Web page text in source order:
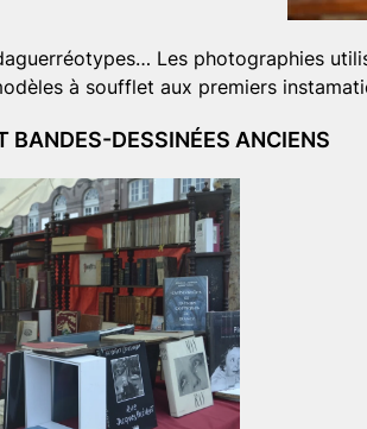
Les photographies
à soufflet aux premiers
BANDES-DESSINÉES ANCIENS